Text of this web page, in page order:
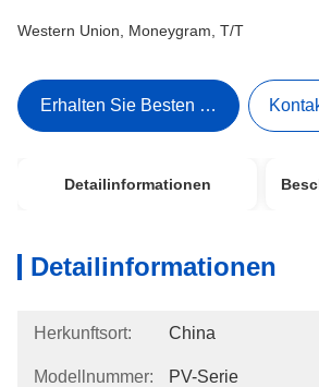
Western Union, Moneygram, T/T
Erhalten Sie Besten Preis
Detailinformationen
Detailinformationen
Herkunftsort: China
Modellnummer: PV-Serie